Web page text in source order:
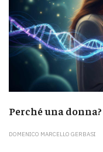
Perché una donna?
DOMENICO MARCELLO GERBASI